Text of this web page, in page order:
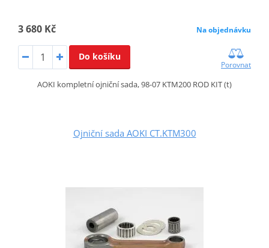
3 680 Kč Na objednávku
Do košíku
Porovnat
AOKI kompletní ojniční sada, 98-07 KTM200 ROD KIT (t)
Ojniční sada AOKI CT.KTM300